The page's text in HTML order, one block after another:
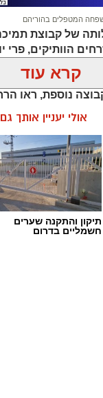
המטפלים בהוריהם
של קבוצת
הוותיקים, פרי
יגר וענבל
נוספת, ראו
קשה בכל מובן,
לא למד ולא שאף
יכולנו לשאול,
קרא עוד
אולי יעניין אותך גם
תיקון והתקנה שערים
חשמליים בדרום